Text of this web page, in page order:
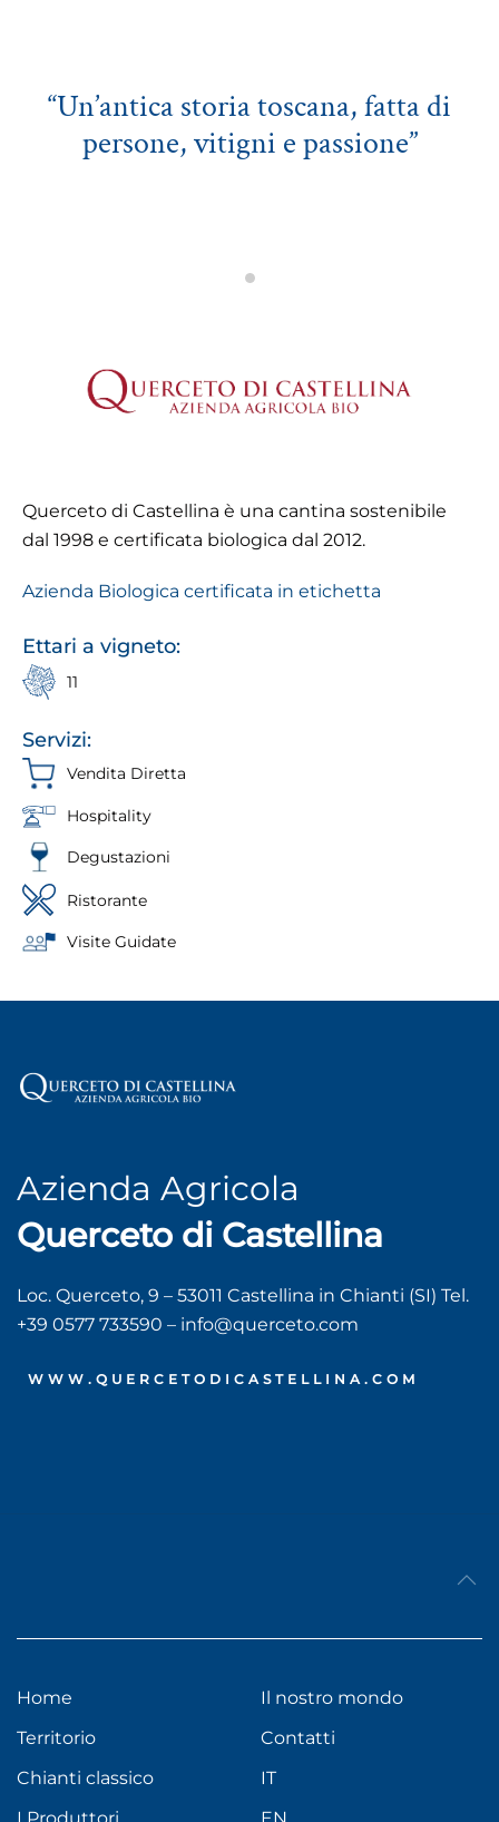
“Un’antica storia toscana, fatta di
persone, vitigni e passione”
Querceto di Castellina è una cantina sostenibile
dal 1998 e certificata biologica dal 2012.
Azienda Biologica certificata in etichetta
Ettari a vigneto:
11
Servizi:
Vendita Diretta
Hospitality
Degustazioni
Ristorante
Visite Guidate
Azienda Agricola
Querceto di Castellina
Loc. Querceto, 9 – 53011 Castellina in Chianti (SI) Tel.
+39 0577 733590 – info@querceto.com
WWW.QUERCETODICASTELLINA.COM
Home
Territorio
Chianti classico
Il nostro mondo
Contatti
IT